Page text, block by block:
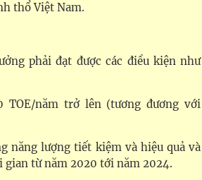
thổ Việt Nam.
phải đạt được các điều kiện như
năm trở lên (tương đương với
năng lượng tiết kiệm và hiệu quả và
từ năm 2020 tới năm 2024.